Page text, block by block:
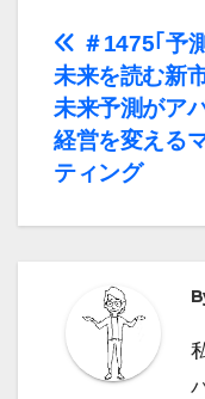
投
稿
ナ
ビ
シ
＃1475｢予
未来を読む新
未来予測がア
経営を変える
ティング